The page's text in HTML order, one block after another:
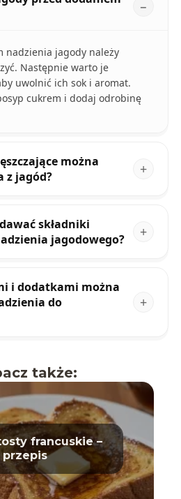
nadzienia jagody należy
Następnie warto je
uwolnić ich sok i aromat.
cukrem i dodaj odrobinę
można
z jagód?
składniki
jagodowego?
i dodatkami można
do
także:
francuskie –
przepis